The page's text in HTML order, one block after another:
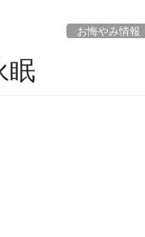
お悔やみ情報
眠